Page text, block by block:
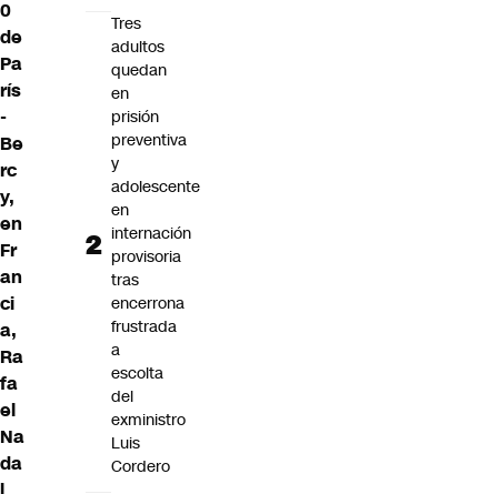
0
de
Pa
rís
-
Be
rc
y,
en
Fr
an
ci
a,
Ra
fa
el
Na
da
Tres
adultos
quedan
en
prisión
preventiva
y
adolescente
en
internación
provisoria
tras
encerrona
frustrada
a
escolta
del
exministro
Luis
Cordero